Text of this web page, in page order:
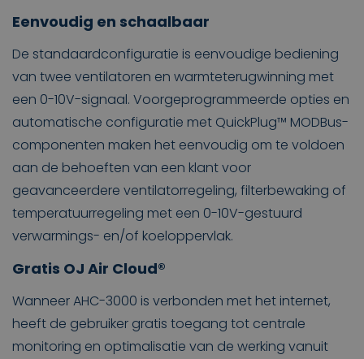
Eenvoudig en schaalbaar
De standaardconfiguratie is eenvoudige bediening
van twee ventilatoren en warmteterugwinning met
een 0-10V-signaal. Voorgeprogrammeerde opties en
automatische configuratie met QuickPlug™ MODBus-
componenten maken het eenvoudig om te voldoen
aan de behoeften van een klant voor
geavanceerdere ventilatorregeling, filterbewaking of
temperatuurregeling met een 0-10V-gestuurd
verwarmings- en/of koeloppervlak.
Gratis OJ Air Cloud®
Wanneer AHC-3000 is verbonden met het internet,
heeft de gebruiker gratis toegang tot centrale
monitoring en optimalisatie van de werking vanuit